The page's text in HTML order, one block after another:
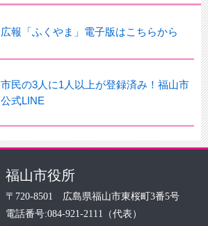
広報「ふくやま」電子版はこちらから
市民の3人に1人以上が登録済み！福山市
公式LINE
福山市役所
〒720-8501 広島県福山市東桜町3番5号
電話番号:084-921-2111（代表）